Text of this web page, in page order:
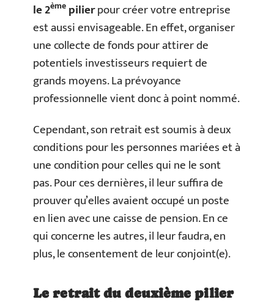
le 2ème pilierpour créer votre entreprise
est aussi envisageable. En effet, organiser
une collecte de fonds pour attirer de
potentiels investisseurs requiert de
grands moyens. La prévoyance
professionnelle vient donc à point nommé.
Cependant, son retrait est soumis à deux
conditions pour les personnes mariées et à
une condition pour celles qui ne le sont
pas. Pour ces dernières, il leur suffira de
prouver qu’elles avaient occupé un poste
en lien avec une caisse de pension. En ce
qui concerne les autres, il leur faudra, en
plus, le consentement de leur conjoint(e).
Le retrait du deuxième pilier